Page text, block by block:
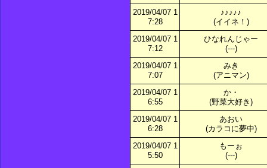
2019/04/07 1
7:28
♪♪♪♪♪
(イイネ！)
2019/04/07 1
7:12
ひなれんじゃー
(---)
2019/04/07 1
7:07
みき
(アニマン)
2019/04/07 1
6:55
か・
(野菜大好き)
2019/04/07 1
6:28
あおい
(カラコに夢中)
2019/04/07 1
5:50
もーぉ
(---)